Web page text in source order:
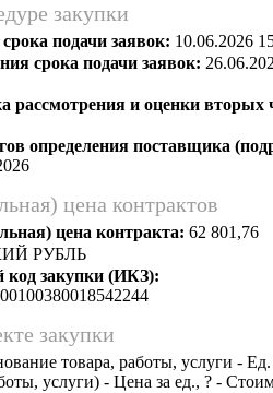
закупки
подачи заявок: 10.06.2026
срока подачи заявок:
рассмотрения и оценки вторых
определения поставщика
цена контрактов
цена контракта: 62 801,76
РУБЛЬ
закупки (ИКЗ):
закупки
товара, работы, услуги -
услуги) - Цена за ед., ? -